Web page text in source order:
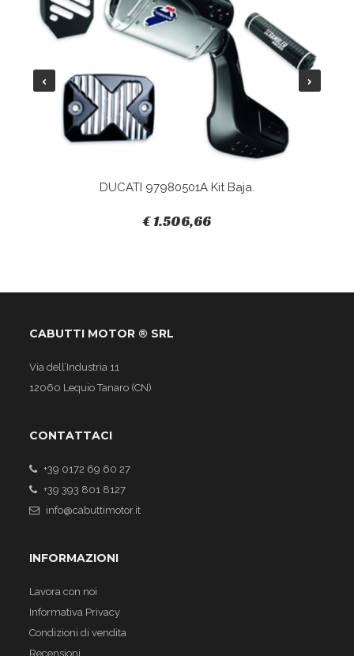
DUCATI 97980501A Kit Baja.
€ 1.506,66
CABUTTI MOTOR ® SRL
Via dell’Industria 11
12060 Lequio Tanaro (CN)
CONTATTACI
+39 0172 69 60 27
+39 393 801 8127
info@cabuttimotor.it
INFORMAZIONI
Lavora con noi
Informativa Privacy
Condizioni di vendita
Recensioni